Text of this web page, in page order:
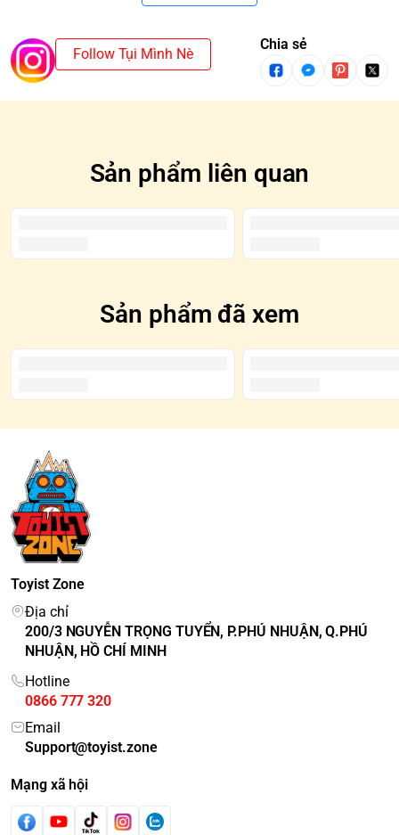
trường hợp mua cả SET và xuất hiện SECRET/CHASER thì
sẽ mất một mẫu cơ bản.
*SECRET/CHASER: Là những mẫu hiếm gặp và thường
Follow Tụi Mình Nè
Chia sẻ
Sản phẩm liên quan
Sản phẩm đã xem
Toyist Zone
Địa chỉ
200/3 NGUYỄN TRỌNG TUYỂN, P.PHÚ NHUẬN, Q.PHÚ
NHUẬN, HỒ CHÍ MINH
Hotline
0866 777 320
Email
Support@toyist.zone
Mạng xã hội